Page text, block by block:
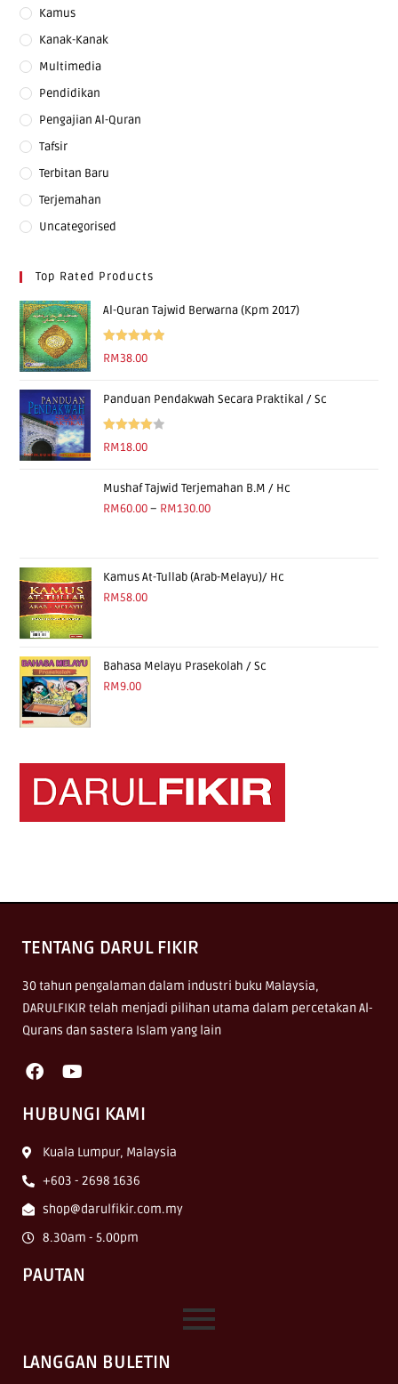
Kamus
Kanak-Kanak
Multimedia
Pendidikan
Pengajian Al-Quran
Tafsir
Terbitan Baru
Terjemahan
Uncategorised
Top Rated Products
Al-Quran Tajwid Berwarna (Kpm 2017)
Rated 5.00
RM38.00
Panduan Pendakwah Secara Praktikal / Sc
Rated
RM18.00
Mushaf Tajwid Terjemahan B.M / Hc
RM60.00 – RM130.00
Kamus At-Tullab (Arab-Melayu)/ Hc
RM58.00
Bahasa Melayu Prasekolah / Sc
RM9.00
TENTANG DARUL FIKIR
30 tahun pengalaman dalam industri buku Malaysia,
DARULFIKIR telah menjadi pilihan utama dalam percetakan Al-
Qurans dan sastera Islam yang lain
HUBUNGI KAMI
Kuala Lumpur, Malaysia
+603 - 2698 1636
shop@darulfikir.com.my
8.30am - 5.00pm
PAUTAN
LANGGAN BULETIN